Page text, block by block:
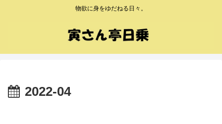
物欲に身をゆだねる日々。
2022-04